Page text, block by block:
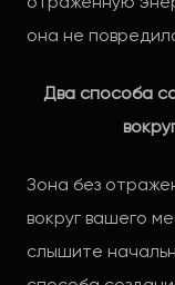
она не
Два способа
Зона без
вокруг вашего
слышите